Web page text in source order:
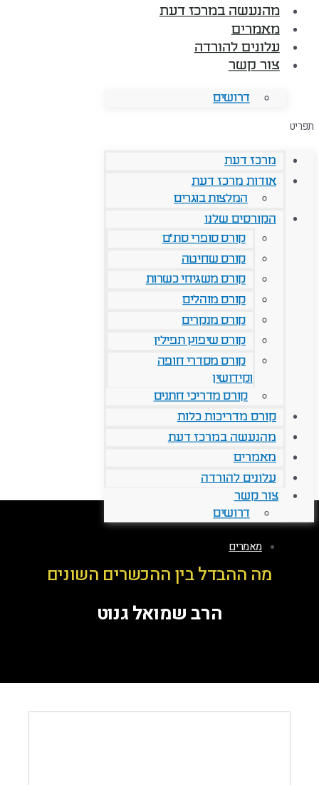
מהנעשה במרכז דעת
מאמרים
עלונים להורדה
צור קשר
דרושים
תפריט
מרכז דעת
אודות מרכז דעת
המלצות בוגרים
הקורסים שלנו
קורס סופרי סת"ם
קורס שחיטה
קורס משגיחי כשרות
קורס מוהלים
קורס מנקרים
קורס שיפוץ תפילין
קורס מסדרי חופה
וקידושין
קורס מדריכי חתנים
קורס מדריכות כלות
מהנעשה במרכז דעת
מאמרים
עלונים להורדה
צור קשר
דרושים
מאמרים
מה ההבדל בין ההכשרים השונים
הרב שמואל גנוט